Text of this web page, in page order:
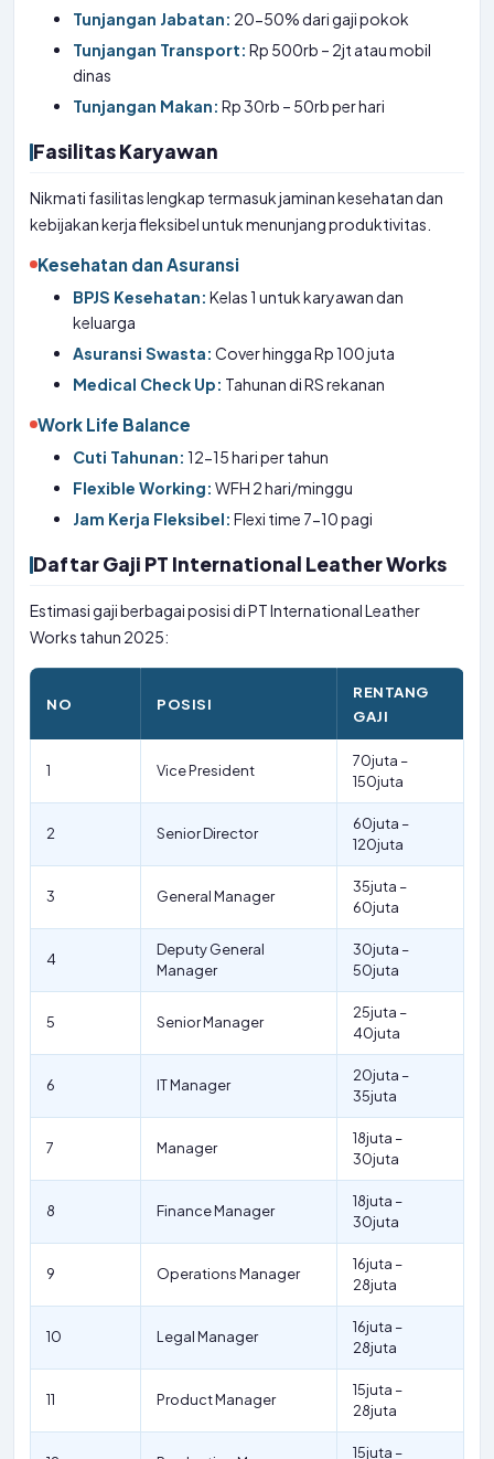
Tunjangan Jabatan: 20-50% dari gaji pokok
Tunjangan Transport: Rp 500rb – 2jt atau mobil
dinas
Tunjangan Makan: Rp 30rb – 50rb per hari
Fasilitas Karyawan
Nikmati fasilitas lengkap termasuk jaminan kesehatan dan
kebijakan kerja fleksibel untuk menunjang produktivitas.
Kesehatan dan Asuransi
BPJS Kesehatan: Kelas 1 untuk karyawan dan
keluarga
Asuransi Swasta: Cover hingga Rp 100 juta
Medical Check Up: Tahunan di RS rekanan
Work Life Balance
Cuti Tahunan: 12-15 hari per tahun
Flexible Working: WFH 2 hari/minggu
Jam Kerja Fleksibel: Flexi time 7-10 pagi
Daftar Gaji PT International Leather Works
Estimasi gaji berbagai posisi di PT International Leather
Works tahun 2025:
NO POSISI
RENTANG
GAJI
1 Vice President
70juta –
150juta
2 Senior Director
60juta –
120juta
3 General Manager
35juta –
60juta
4
Deputy General
Manager
30juta –
50juta
5 Senior Manager
25juta –
40juta
6 IT Manager
20juta –
35juta
7 Manager
18juta –
30juta
8 Finance Manager
18juta –
30juta
9 Operations Manager
16juta –
28juta
10 Legal Manager
16juta –
28juta
11 Product Manager
15juta –
28juta
15juta –